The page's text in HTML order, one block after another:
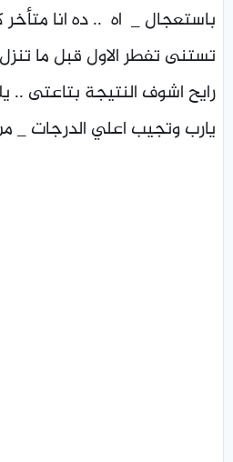
باستعجال _ اه .. ده انا
تستنى تفطر الاول قبل ما تنزل
رايح اشوف النتيجة بتاعتى ..
يارب وتجيب اعلي الدرجات _